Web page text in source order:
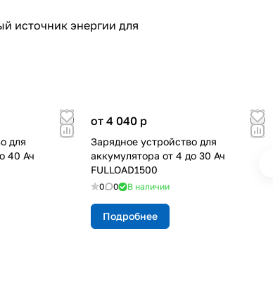
источник энергии для
для
40 Ач
от 4 040 p
Зарядное устройство для
аккумулятора от 4 до 30 Ач
FULLOAD1500
0 0 В наличии
Подробнее